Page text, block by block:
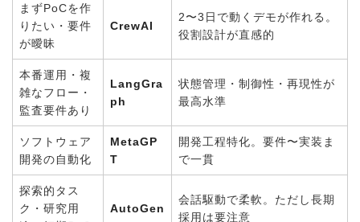
まずPoCを作
りたい・要件
が曖昧
CrewAI
2〜3日で動くデモが作れる。
役割設計が直感的
本番運用・複
雑なフロー・
監査要件あり
LangGra
ph
状態管理・制御性・再現性が
最高水準
ソフトウェア
開発の自動化
MetaGP
T
開発工程特化。要件〜実装ま
で一貫
探索的タス
ク・研究用
AutoGen
会話駆動で柔軟。ただし長期
採用は要注意